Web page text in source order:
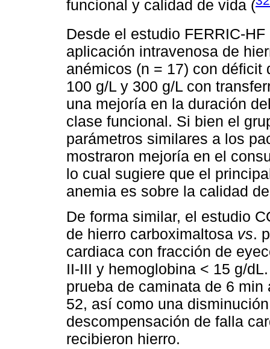
funcional y calidad de vida (
Desde el estudio FERRIC-HF
aplicación intravenosa de
anémicos (n = 17) con déficit
100 g/L y 300 g/L con
una mejoría en la duración
clase funcional. Si bien el
parámetros similares a los
mostraron mejoría en el
lo cual sugiere que el
anemia es sobre la calidad
De forma similar, el estudio
de hierro carboximaltosa vs.
cardiaca con fracción de
II-III y hemoglobina < 15 g/
prueba de caminata de 6
52, así como una
descompensación de falla
recibieron hierro.